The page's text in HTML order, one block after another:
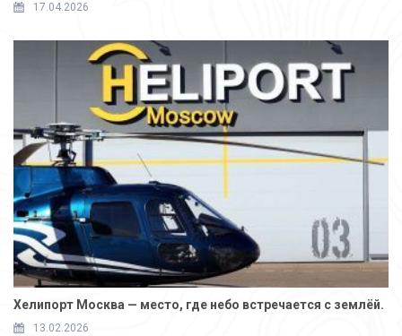
17.04.2026
Хелипорт Москва — место, где небо встречается с землёй.
13.02.2026